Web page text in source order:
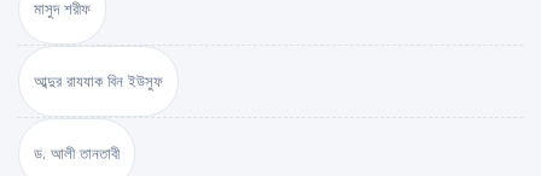
মাসুদ শরীফ
আব্দুর রাযযাক বিন ইউসুফ
ড. আলী তানতাবী